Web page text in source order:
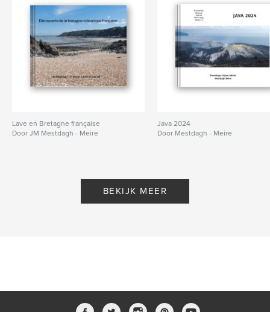
Lave en Bretagne française
Door JM Mestdagh - Meire
Java 2024
Door Mestdagh - Meire
BEKIJK MEER